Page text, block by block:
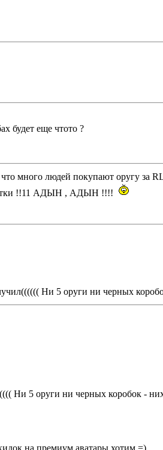
будет еще чтото ?
много людей покупают оругу за
!!11 АДЫН , АДЫН !!!!
Ни 5 оруги ни черных
Ни 5 оруги ни черных коробок -